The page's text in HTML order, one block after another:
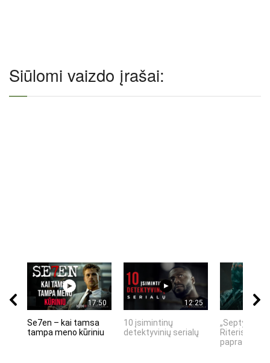
Siūlomi vaizdo įrašai:
17:50
Se7en – kai tamsa
tampa meno kūriniu
12:25
10 įsimintinų
detektyvinių serialų
„Septynių
Riteris" – kai